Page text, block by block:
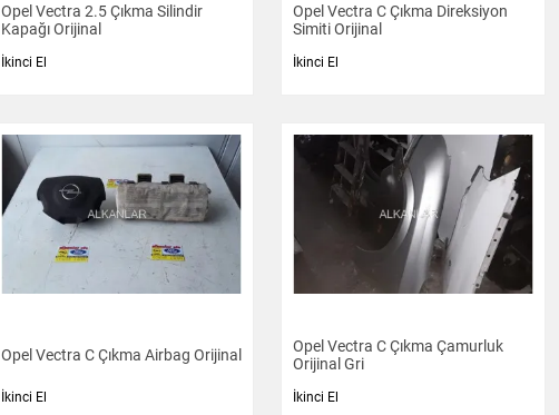
Opel Vectra 2.5 Çıkma Silindir
Kapağı Orijinal
İkinci El
Opel Vectra C Çıkma Direksiyon
Simiti Orijinal
İkinci El
Opel Vectra C Çıkma Airbag Orijinal
İkinci El
Opel Vectra C Çıkma Çamurluk
Orijinal Gri
İkinci El